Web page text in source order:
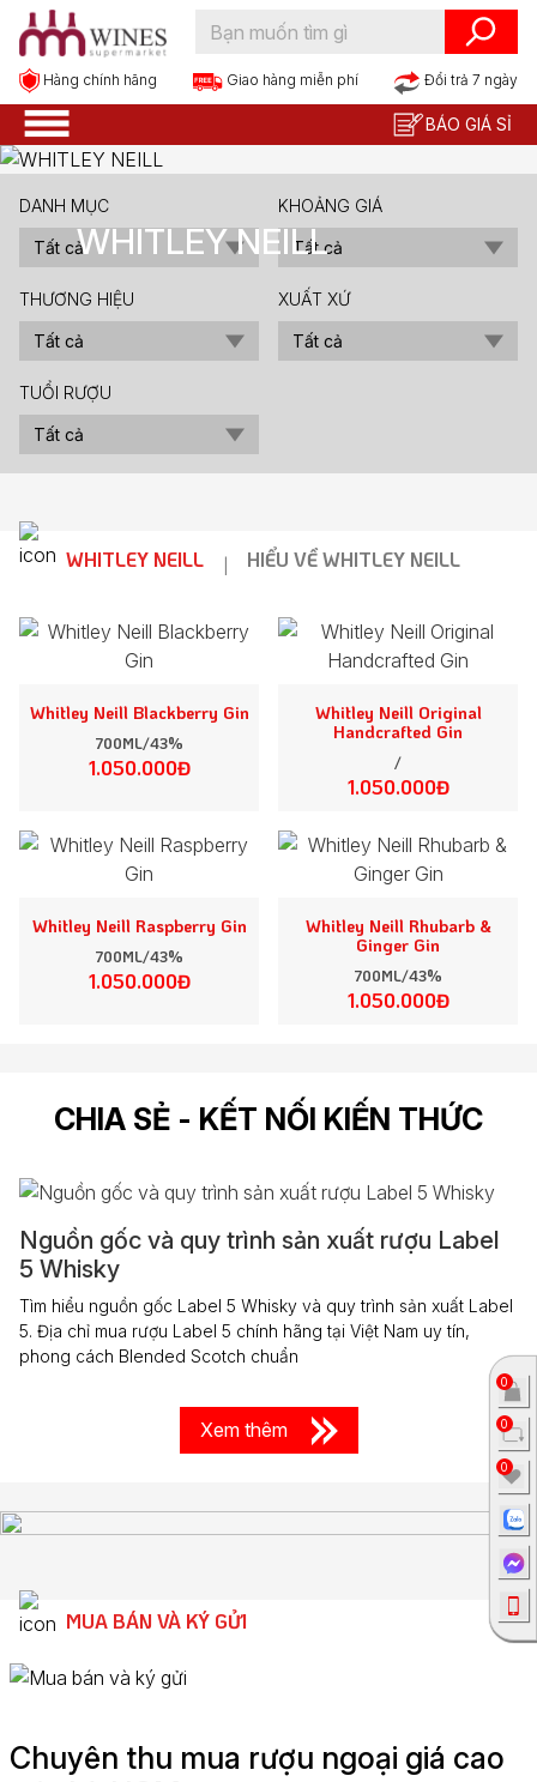
Hàng chính hãng Giao hàng miễn phí Đổi trả 7 ngày
BÁO GIÁ SỈ
WHITLEY NEILL
DANH MỤC KHOẢNG GIÁ
THƯƠNG HIỆU XUẤT XỨ
TUỔI RƯỢU
WHITLEY NEILL | HIỂU VỀ WHITLEY NEILL
Whitley Neill Blackberry Gin
700ML/43%
1.050.000Đ
Whitley Neill Original
Handcrafted Gin
/
1.050.000Đ
Whitley Neill Raspberry Gin
700ML/43%
1.050.000Đ
Whitley Neill Rhubarb &
Ginger Gin
700ML/43%
1.050.000Đ
CHIA SẺ - KẾT NỐI KIẾN THỨC
Nguồn gốc và quy trình sản xuất rượu Label
5 Whisky
Tìm hiểu nguồn gốc Label 5 Whisky và quy trình sản xuất Label
5. Địa chỉ mua rượu Label 5 chính hãng tại Việt Nam uy tín,
phong cách Blended Scotch chuẩn
Xem thêm
MUA BÁN VÀ KÝ GỬI
Chuyên thu mua rượu ngoại giá cao
0
0
0